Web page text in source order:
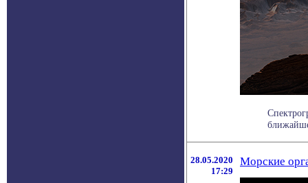
28.05.2020
17:29
Морские